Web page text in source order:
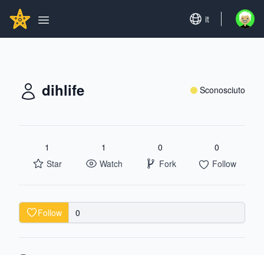
GITHUBSTAR
Open main menu
Set language
it Open
dihlife Sconosciuto
1
Star
1
Watch
0
Fork
0
Follow
Follow 0